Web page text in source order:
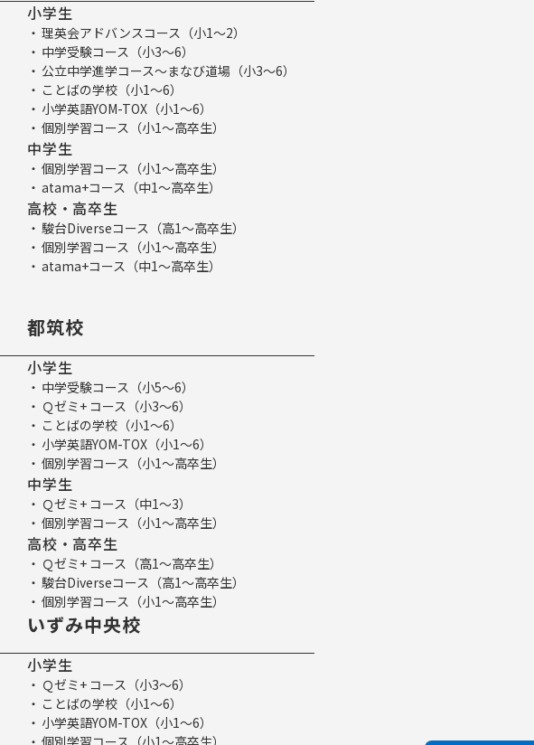
小学生
理英会アドバンスコース（小1～2）
中学受験コース（小3～6）
公立中学進学コース～まなび道場（小3～6）
ことばの学校（小1～6）
小学英語YOM-TOX（小1～6）
個別学習コース（小1～高卒生）
中学生
個別学習コース（小1～高卒生）
atama+コース（中1～高卒生）
高校・高卒生
駿台Diverseコース（高1～高卒生）
個別学習コース（小1～高卒生）
atama+コース（中1～高卒生）
都筑校
小学生
中学受験コース（小5～6）
Ｑゼミ+ コース（小3～6）
ことばの学校（小1～6）
小学英語YOM-TOX（小1～6）
個別学習コース（小1～高卒生）
中学生
Ｑゼミ+ コース（中1～3）
個別学習コース（小1～高卒生）
高校・高卒生
Ｑゼミ+ コース（高1～高卒生）
駿台Diverseコース（高1～高卒生）
個別学習コース（小1～高卒生）
いずみ中央校
小学生
Ｑゼミ+ コース（小3～6）
ことばの学校（小1～6）
小学英語YOM-TOX（小1～6）
個別学習コース（小1～高卒生）